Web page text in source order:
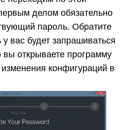
делом обязательно
пароль. Обратите
вас будет запрашиваться
вы открываете программу
конфигураций в